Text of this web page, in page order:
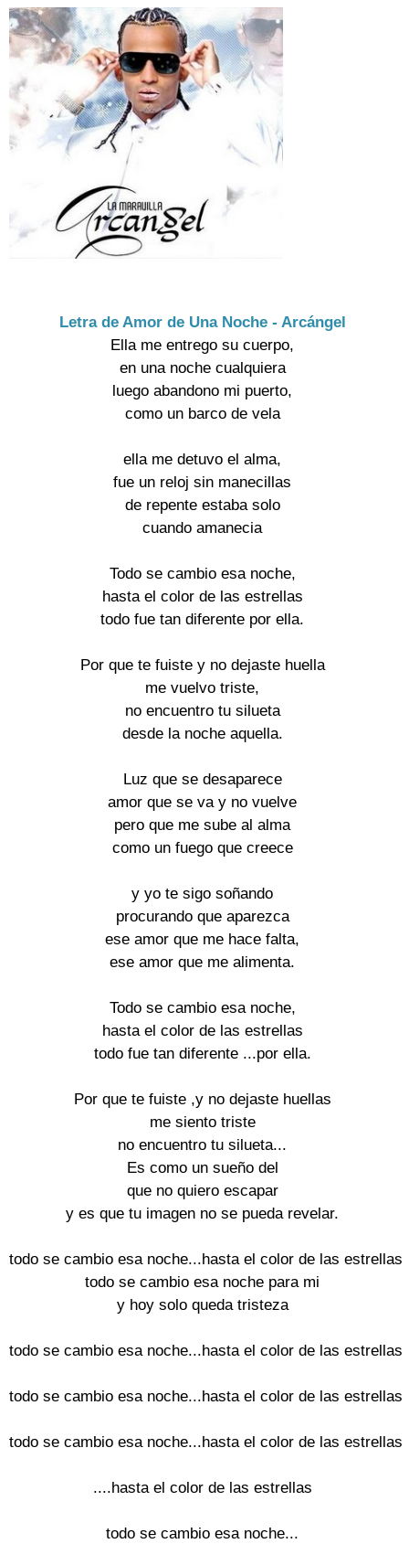
Letra de Amor de Una Noche - Arcángel
Ella me entrego su cuerpo,
en una noche cualquiera
luego abandono mi puerto,
como un barco de vela
ella me detuvo el alma,
fue un reloj sin manecillas
de repente estaba solo
cuando amanecia
Todo se cambio esa noche,
hasta el color de las estrellas
todo fue tan diferente por ella.
Por que te fuiste y no dejaste huella
me vuelvo triste,
no encuentro tu silueta
desde la noche aquella.
Luz que se desaparece
amor que se va y no vuelve
pero que me sube al alma
como un fuego que creece
y yo te sigo soñando
procurando que aparezca
ese amor que me hace falta,
ese amor que me alimenta.
Todo se cambio esa noche,
hasta el color de las estrellas
todo fue tan diferente ...por ella.
Por que te fuiste ,y no dejaste huellas
me siento triste
no encuentro tu silueta...
Es como un sueño del
que no quiero escapar
y es que tu imagen no se pueda revelar.
todo se cambio esa noche...hasta el color de las estrellas
todo se cambio esa noche para mi
y hoy solo queda tristeza
todo se cambio esa noche...hasta el color de las estrellas
todo se cambio esa noche...hasta el color de las estrellas
todo se cambio esa noche...hasta el color de las estrellas
....hasta el color de las estrellas
todo se cambio esa noche...